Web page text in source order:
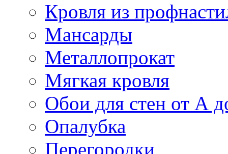
Кровля из
Мансарды
Металлопрокат
Мягкая кровля
Обои для стен от А
Опалубка
Перегородки